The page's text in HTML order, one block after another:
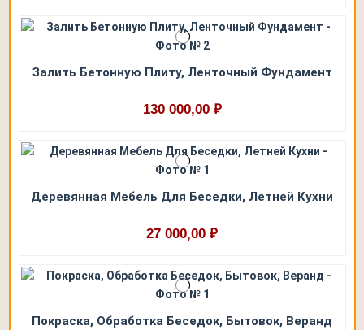
Залить Бетонную Плиту, Ленточный Фундамент
130 000,00 ₽
Деревянная Мебель Для Беседки, Летней Кухни
27 000,00 ₽
Покраска, Обработка Беседок, Бытовок, Веранд